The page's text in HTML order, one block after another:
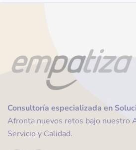
Consultoría especializada en
Afronta nuevos retos bajo nuestro
Servicio y Calidad.